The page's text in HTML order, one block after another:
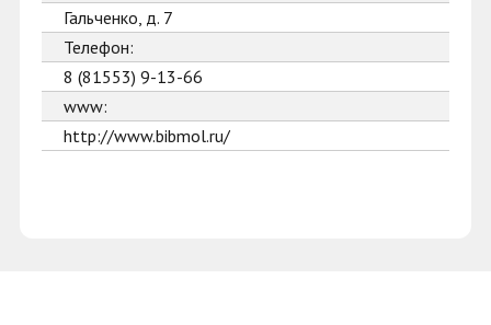
Гальченко, д. 7
Телефон:
8 (81553) 9-13-66
www:
http://www.bibmol.ru/